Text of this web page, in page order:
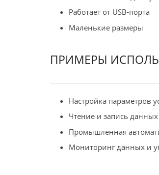
Работает от USB-порта
Маленькие размеры
ПРИМЕРЫ
Настройка параметров
Чтение и запись
Промышленная
Мониторинг данных и